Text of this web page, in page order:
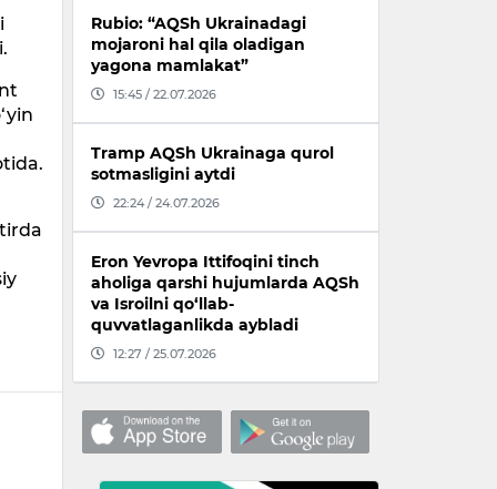
Rubio: “AQSh Ukrainadagi
mojaroni hal qila oladigan
yagona mamlakat”
15:45 / 22.07.2026
Tramp AQSh Ukrainaga qurol
sotmasligini aytdi
22:24 / 24.07.2026
Eron Yevropa Ittifoqini tinch
aholiga qarshi hujumlarda AQSh
va Isroilni qo‘llab-
quvvatlaganlikda aybladi
12:27 / 25.07.2026